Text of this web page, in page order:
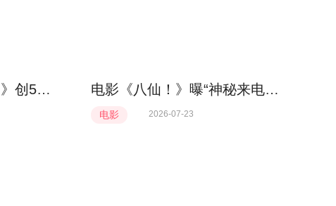
《蜘蛛侠：崭新之日》创5年来好莱坞内地IMAX最佳开画，掀观影热潮 电影《八仙！》曝“神秘来电”片段 给神仙“上眼药”每秒都好笑
电影 2026-07-23